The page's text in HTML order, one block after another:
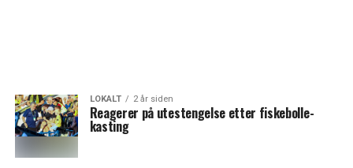
LOKALT 2 år siden
Reagerer på utestengelse etter fiskebolle-
kasting